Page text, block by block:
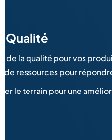
Qualité
de la qualité pour vos
ressources pour
le terrain pour une